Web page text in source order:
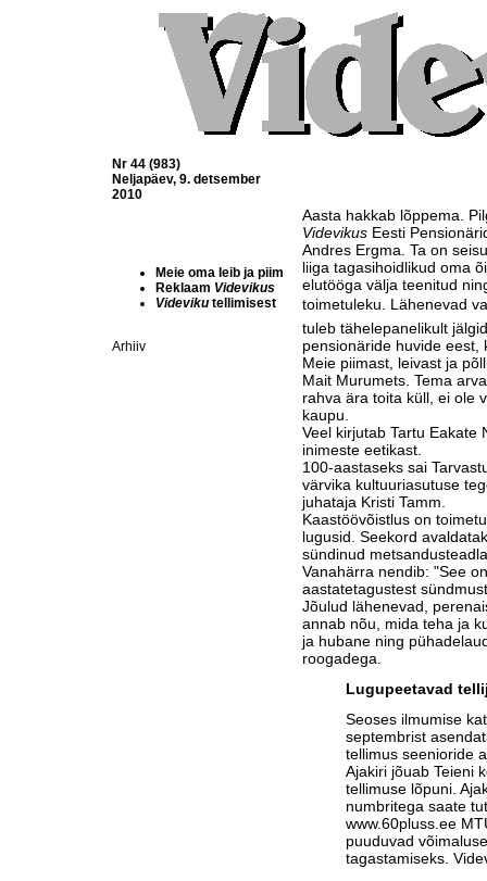
Nr 44 (983)
Neljapäev, 9. detsember
2010
Meie oma leib ja piim
Reklaam Videvikus
Videviku tellimisest
Arhiiv
Aasta hakkab lõppema.
Videvikus Eesti
Andres Ergma. Ta on
liiga tagasihoidlikud oma
elutööga välja teenitud
toimetuleku. Lähenevad
tuleb tähelepanelikult
pensionäride huvide eest,
Meie piimast, leivast ja
Mait Murumets. Tema
rahva ära toita küll, ei ole
kaupu.
Veel kirjutab Tartu Eakate
inimeste eetikast.
100-aastaseks sai
värvika kultuuriasutuse
juhataja Kristi Tamm.
Kaastöövõistlus on
lugusid. Seekord
sündinud
Vanahärra nendib: "See
aastatetagustest
Jõulud lähenevad,
annab nõu, mida teha ja
ja hubane ning
roogadega.
Lugupeetavad
Seoses ilmumise
septembrist
tellimus seenioride
Ajakiri jõuab Teieni
tellimuse lõpuni.
numbritega saate
www.60pluss.ee
puuduvad
tagastamiseks.